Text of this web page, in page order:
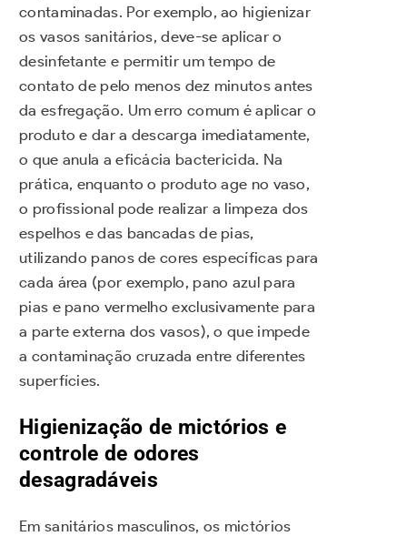
contaminadas. Por exemplo, ao higienizar
os vasos sanitários, deve-se aplicar o
desinfetante e permitir um tempo de
contato de pelo menos dez minutos antes
da esfregação. Um erro comum é aplicar o
produto e dar a descarga imediatamente,
o que anula a eficácia bactericida. Na
prática, enquanto o produto age no vaso,
o profissional pode realizar a limpeza dos
espelhos e das bancadas de pias,
utilizando panos de cores específicas para
cada área (por exemplo, pano azul para
pias e pano vermelho exclusivamente para
a parte externa dos vasos), o que impede
a contaminação cruzada entre diferentes
superfícies.
Higienização de mictórios e
controle de odores
desagradáveis
Em sanitários masculinos, os mictórios